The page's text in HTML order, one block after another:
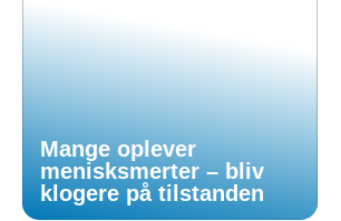
Mange oplever
menisksmerter – bliv
klogere på tilstanden